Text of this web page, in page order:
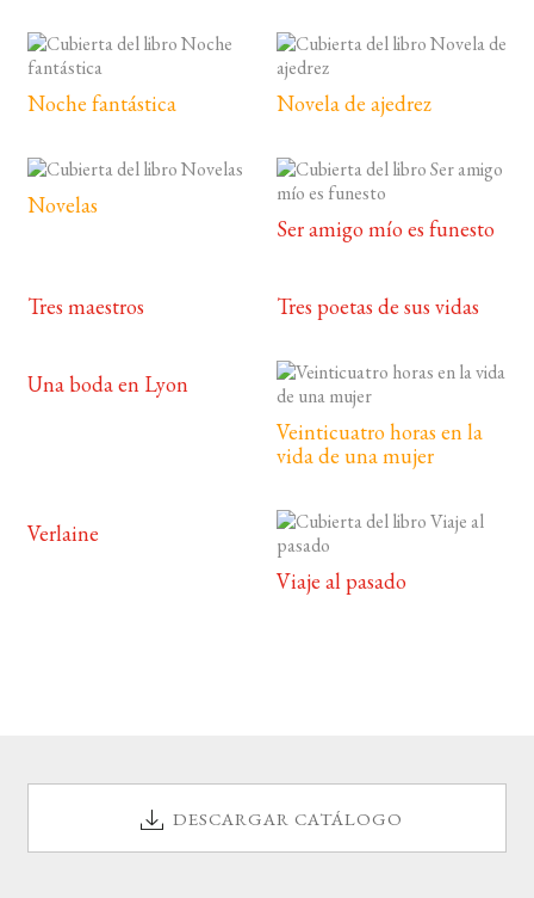
Noche fantástica Novela de ajedrez
Novelas
Ser amigo mío es funesto
Tres maestros Tres poetas de sus vidas
Una boda en Lyon
Veinticuatro horas en la
vida de una mujer
Verlaine
Viaje al pasado
DESCARGAR CATÁLOGO